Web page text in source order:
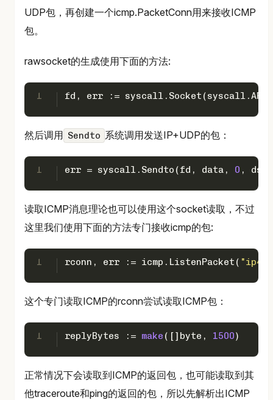
UDP包，再创建一个icmp.PacketConn用来接收ICMP
包。
rawsocket的生成使用下面的方法:
1 fd, err :=
然后调用 Sendto 系统调用发送IP+UDP的包：
1 err = syscall.Sendto(fd, data, 0 ,
读取ICMP消息理论也可以使用这个socket读取，不过
这里我们使用下面的方法专门接收icmp的包:
1 rconn, err := icmp.ListenPacket(
这个专门读取ICMP的rconn尝试读取ICMP包：
1 replyBytes := make ([] byte , 1500)
正常情况下会读取到ICMP的返回包，也可能读取到其
他traceroute和ping的返回的包，所以先解析出ICMP